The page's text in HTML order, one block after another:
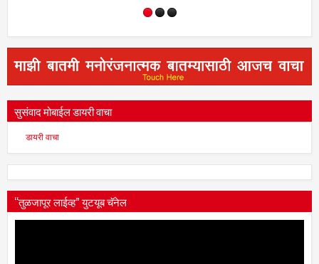
सुसंवाद मोबाईल डायरी वाचा
डायरी वाचा
“तुळजापूर लाईव्ह” युटयूब चॅनेल